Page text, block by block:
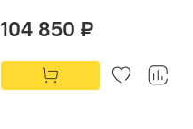
104 850 ₽